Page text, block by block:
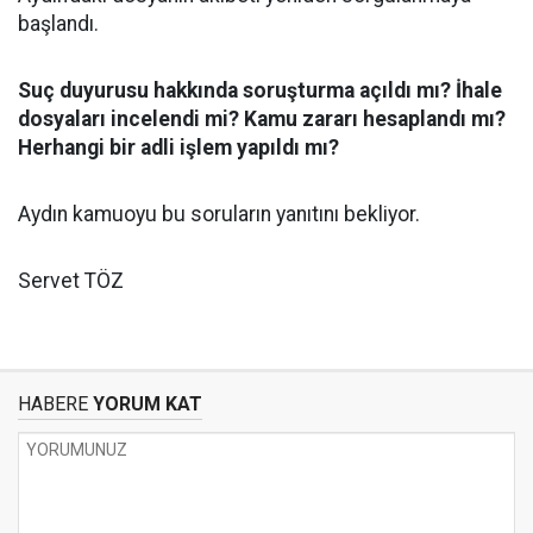
başlandı.
Suç duyurusu hakkında soruşturma açıldı mı? İhale
dosyaları incelendi mi? Kamu zararı hesaplandı mı?
Herhangi bir adli işlem yapıldı mı?
Aydın kamuoyu bu soruların yanıtını bekliyor.
Servet TÖZ
HABERE YORUM KAT